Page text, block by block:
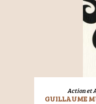
Action et
GUILLAUME